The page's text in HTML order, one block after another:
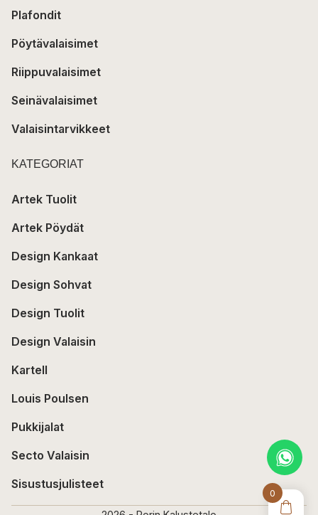
0
Plafondit
Pöytävalaisimet
Riippuvalaisimet
Seinävalaisimet
Valaisintarvikkeet
KATEGORIAT
Artek Tuolit
Artek Pöydät
Design Kankaat
Design Sohvat
Design Tuolit
Design Valaisin
Kartell
Louis Poulsen
Pukkijalat
Secto Valaisin
Sisustusjulisteet